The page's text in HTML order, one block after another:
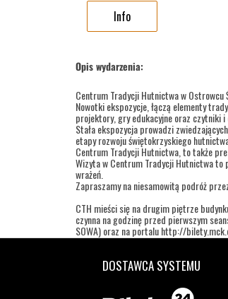
Info
Opis wydarzenia:
Centrum Tradycji Hutnictwa w Ostrowcu
Nowotki ekspozycje, łączą elementy
projektory, gry edukacyjne oraz czytniki i
Stała ekspozycja prowadzi
etapy rozwoju świętokrzyskiego
Centrum Tradycji Hutnictwa, to także
Wizyta w Centrum Tradycji Hutnictwa to
wrażeń.
Zapraszamy na niesamowitą podróż
CTH mieści się na drugim piętrze
czynna na godzinę przed pierwszym
SOWA) oraz na portalu http://
DOSTAWCA SYSTEMU